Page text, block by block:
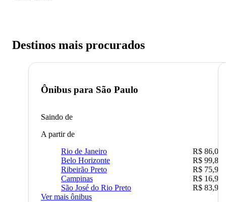
Destinos mais procurados
Ônibus para São Paulo
Saindo de
A partir de
Rio de Janeiro
R$ 86,00
Belo Horizonte
R$ 99,89
Ribeirão Preto
R$ 75,90
Campinas
R$ 16,90
São José do Rio Preto
R$ 83,90
Ver mais ônibus